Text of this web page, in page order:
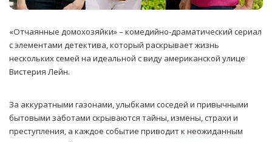
«Отчаянные домохозяйки» – комедийно-драматический сериал
с элементами детектива, который раскрывает жизнь
нескольких семей на идеальной с виду американской улице
Вистерия Лейн.
За аккуратными газонами, улыбками соседей и привычными
бытовыми заботами скрываются тайны, измены, страхи и
преступления, а каждое событие приводит к неожиданным